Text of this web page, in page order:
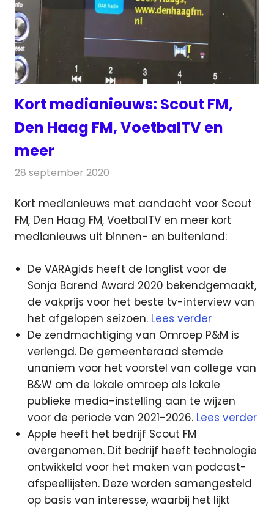
Kort medianieuws: Scout FM,
Den Haag FM, VoetbalTV en
meer
28 september 2020
Kort medianieuws met aandacht voor Scout
FM, Den Haag FM, VoetbalTV en meer kort
medianieuws uit binnen- en buitenland:
De VARAgids heeft de longlist voor de
Sonja Barend Award 2020 bekendgemaakt,
de vakprijs voor het beste tv-interview van
het afgelopen seizoen. Lees verder
De zendmachtiging van Omroep P&M is
verlengd. De gemeenteraad stemde
unaniem voor het voorstel van college van
B&W om de lokale omroep als lokale
publieke media-instelling aan te wijzen
voor de periode van 2021-2026. Lees verder
Apple heeft het bedrijf Scout FM
overgenomen. Dit bedrijf heeft technologie
ontwikkeld voor het maken van podcast-
afspeellijsten. Deze worden samengesteld
op basis van interesse, waarbij het lijkt